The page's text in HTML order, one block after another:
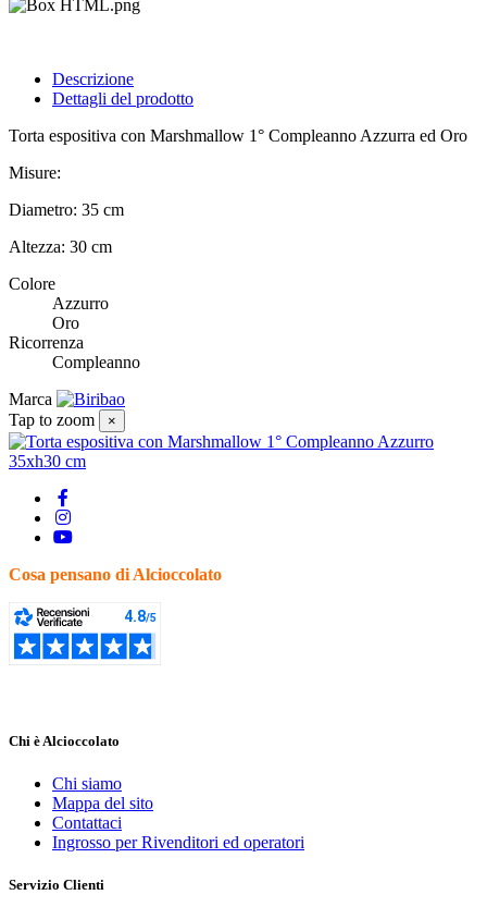
Descrizione
Dettagli del prodotto
Torta espositiva con Marshmallow 1° Compleanno Azzurra ed Oro
Misure:
Diametro: 35 cm
Altezza: 30 cm
Colore
Azzurro
Oro
Ricorrenza
Compleanno
Marca
Tap to zoom
×
Cosa pensano di Alcioccolato
Chi è Alcioccolato
Chi siamo
Mappa del sito
Contattaci
Ingrosso per Rivenditori ed operatori
Servizio Clienti